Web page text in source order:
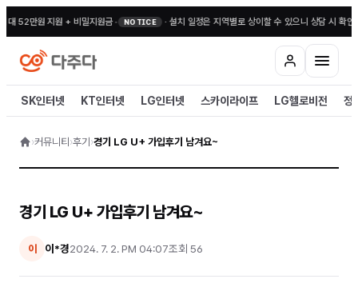
52만원 지원 + 비밀지원금• NOTICE · 설치 일정은 지역별로 상이할 수 있으니 상담 시 확인
SK인터넷 KT인터넷 LG인터넷 스카이라이프 LG헬로비전 정
›커뮤니티 ›후기 ›경기 LG U+ 가입후기 남겨요~
경기 LG U+ 가입후기 남겨요~
이 이*경2024. 7. 2. PM 04:07조회 56